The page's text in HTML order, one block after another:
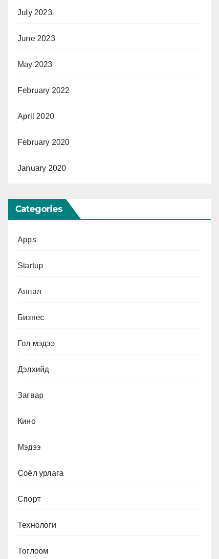
July 2023
June 2023
May 2023
February 2022
April 2020
February 2020
January 2020
Categories
Apps
Startup
Аялал
Бизнес
Гол мэдээ
Дэлхийд
Загвар
Кино
Мэдээ
Соёл урлага
Спорт
Технологи
Тоглоом